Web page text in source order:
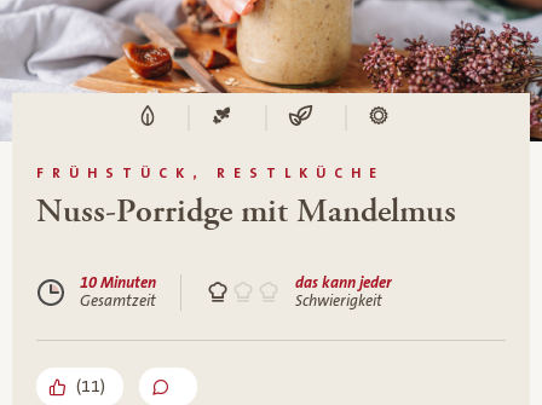
FRÜHSTÜCK, RESTLKÜCHE
Nuss-Porridge mit Mandelmus
10 Minuten
Gesamtzeit
das kann jeder
Schwierigkeit
(11)